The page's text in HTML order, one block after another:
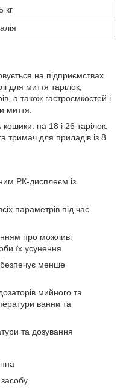
кг
на підприємствах
для миття тарілок,
а також гастроємкостей і
миття.
на 18 і 26 тарілок,
тримач для приладів із 8
РК-дисплеєм із
параметрів під час
про можливі
їх усунення
менше
мийного та
ванни та
та дозування